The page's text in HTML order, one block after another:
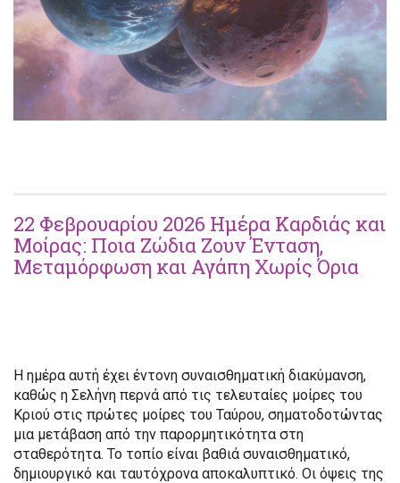
22 Φεβρουαρίου 2026 Ημέρα Καρδιάς και
Μοίρας: Ποια Ζώδια Ζουν Ένταση,
Μεταμόρφωση και Αγάπη Χωρίς Όρια
Η ημέρα αυτή έχει έντονη συναισθηματική διακύμανση,
καθώς η Σελήνη περνά από τις τελευταίες μοίρες του
Κριού στις πρώτες μοίρες του Ταύρου, σηματοδοτώντας
μια μετάβαση από την παρορμητικότητα στη
σταθερότητα. Το τοπίο είναι βαθιά συναισθηματικό,
δημιουργικό και ταυτόχρονα αποκαλυπτικό. Οι όψεις της